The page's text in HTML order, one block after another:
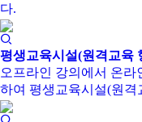
다.
평생교육시설(원격교육
오프라인 강의에서 온라
하여 평생교육시설(원격